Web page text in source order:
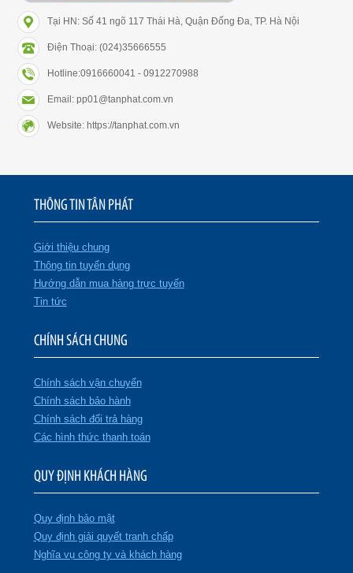
Tại HN: Số 41 ngõ 117 Thái Hà, Quận Đống Đa, TP. Hà Nội
Điện Thoại: (024)35666555
Hotline:0916660041 - 0912270988
Email: pp01@tanphat.com.vn
Website: https://tanphat.com.vn
THÔNG TIN TÂN PHÁT
Giới thiệu chung
Thông tin tuyển dụng
Hướng dẫn mua hàng trực tuyến
Tin tức
CHÍNH SÁCH CHUNG
Chính sách vận chuyển
Chính sách bảo hành
Chính sách đổi trả hàng
Các hình thức thanh toán
QUY ĐỊNH KHÁCH HÀNG
Quy định bảo mật
Quy định giải quyết tranh chấp
Nghĩa vụ công ty và khách hàng